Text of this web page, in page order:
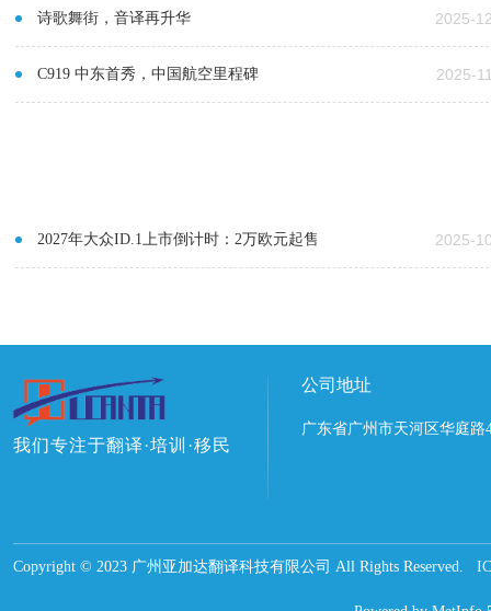
诗歌舞街，音译再升华 2025-
C919 中东首秀，中国航空里程碑 2025-
2027年大众ID.1上市倒计时：2万欧元起售 2025-
我们专注于翻译·培训·移民
公司地址
广东省广州市天河区华庭
Copyright © 2023 广州亚加达翻译科技有限公司 All Rights Reserved.